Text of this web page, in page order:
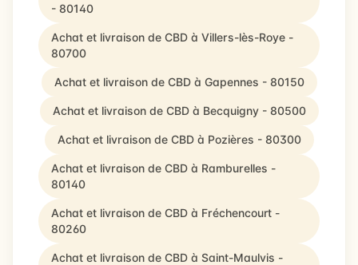
- 80140
Achat et livraison de CBD à Villers-lès-Roye -
80700
Achat et livraison de CBD à Gapennes - 80150
Achat et livraison de CBD à Becquigny - 80500
Achat et livraison de CBD à Pozières - 80300
Achat et livraison de CBD à Ramburelles -
80140
Achat et livraison de CBD à Fréchencourt -
80260
Achat et livraison de CBD à Saint-Maulvis -